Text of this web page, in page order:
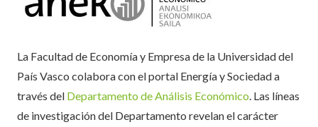
La Facultad de Economía y Empresa de la Universidad del
País Vasco colabora con el portal Energía y Sociedad a
través del Departamento de Análisis Económico. Las líneas
de investigación del Departamento revelan el carácter